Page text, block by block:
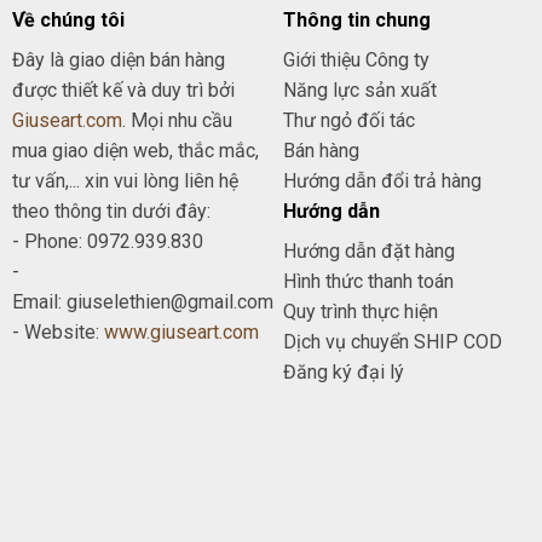
Về chúng tôi
Đây là giao diện bán hàng
được thiết kế và duy trì bởi
Giuseart.com. Mọi nhu cầu
mua giao diện web, thắc mắc,
tư vấn,... xin vui lòng liên hệ
theo thông tin dưới đây:
- Phone: 0972.939.830
-
Email: giuselethien@gmail.com
- Website: www.giuseart.com
Thông tin chung
Giới thiệu Công ty
Năng lực sản xuất
Thư ngỏ đối tác
Bán hàng
Hướng dẫn đổi trả hàng
Hướng dẫn
Hướng dẫn đặt hàng
Hình thức thanh toán
Quy trình thực hiện
Dịch vụ chuyển SHIP COD
Đăng ký đại lý